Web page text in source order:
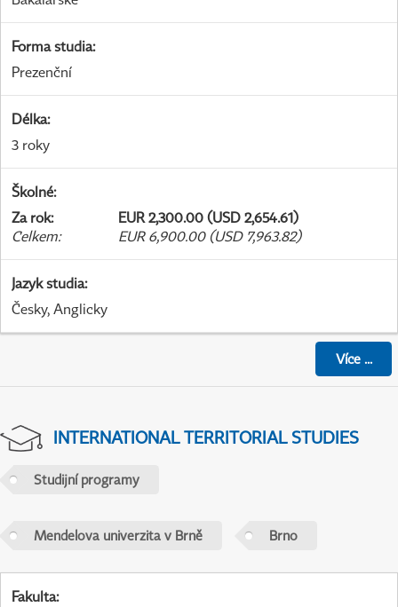
Forma studia:
Prezenční
Délka:
3 roky
Školné:
Za rok:
EUR 2,300.00 (USD 2,654.61)
Celkem: EUR 6,900.00 (USD 7,963.82)
Jazyk studia:
Česky, Anglicky
Více...
INTERNATIONAL TERRITORIAL STUDIES
Studijní programy
Mendelova univerzita v Brně Brno
Fakulta: